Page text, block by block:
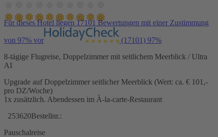
Für dieses Hotel liegen 17101 Bewertungen mit einer Zustimmung
von 97% vor (17101) 97%
8-tägige Flugreise, Doppelzimmer mit seitlichem Meerblick / Ultra
AI
Upgrade auf Doppelzimmer seitlicher Meerblick (Wert: ca. € 101,-
pro DZ/Woche)
1x zusätzlich. Abendessen im À-la-carte-Restaurant
253620Bestellnr.:
Pauschalreise